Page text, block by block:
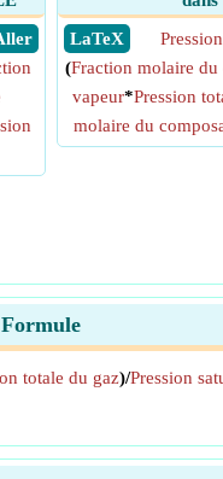
​ LaTeX
(Fraction molaire du
vapeur*Pression
molaire du
totale du gaz)/Pression